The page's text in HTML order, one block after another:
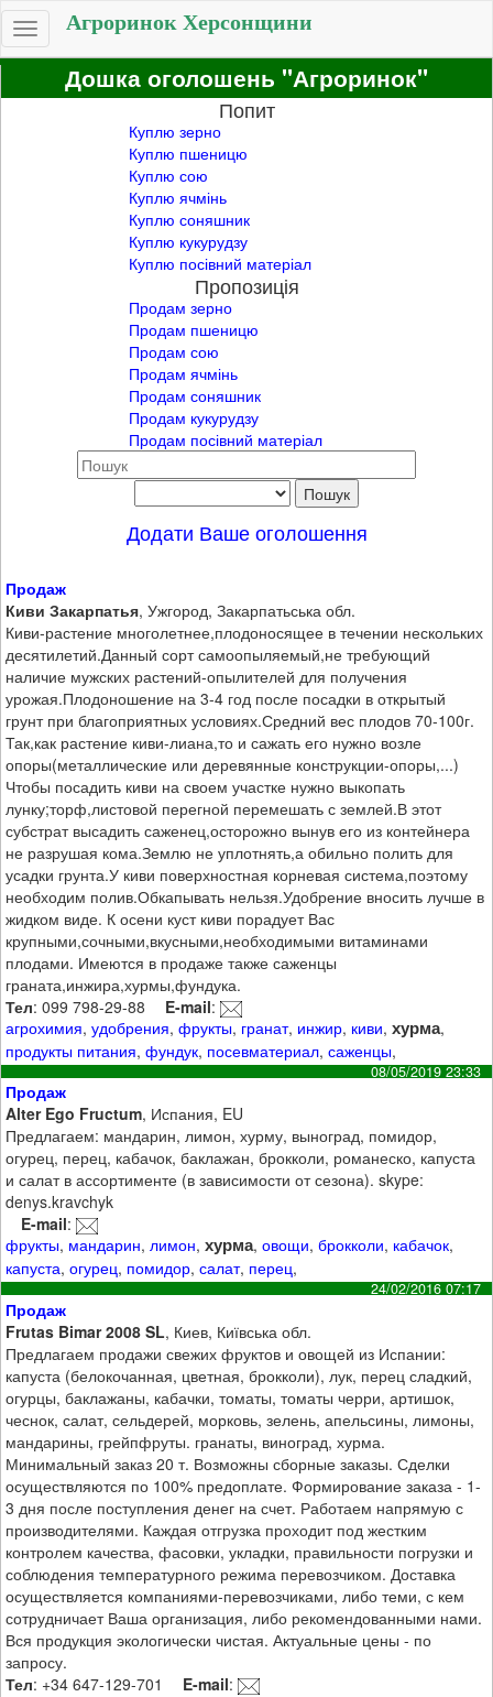
Toggle
navigation
Агроринок Херсонщини
Дошка оголошень "Агроринок"
Попит
Куплю зерно
Куплю пшеницю
Куплю сою
Куплю ячмінь
Куплю соняшник
Куплю кукурудзу
Куплю посівний матеріал
Пропозиція
Продам зерно
Продам пшеницю
Продам сою
Продам ячмінь
Продам соняшник
Продам кукурудзу
Продам посівний матеріал
Додати Ваше оголошення
Продаж
Киви Закарпатья, Ужгород, Закарпатьська обл.
Киви-растение многолетнее,плодоносящее в течении нескольких
десятилетий.Данный сорт самоопыляемый,не требующий
наличие мужских растений-опылителей для получения
урожая.Плодоношение на 3-4 год после посадки в открытый
грунт при благоприятных условиях.Средний вес плодов 70-100г.
Так,как растение киви-лиана,то и сажать его нужно возле
опоры(металлические или деревянные конструкции-опоры,...)
Чтобы посадить киви на своем участке нужно выкопать
лунку;торф,листовой перегной перемешать с землей.В этот
субстрат высадить саженец,осторожно вынув его из контейнера
не разрушая кома.Землю не уплотнять,а обильно полить для
усадки грунта.У киви поверхностная корневая система,поэтому
необходим полив.Обкапывать нельзя.Удобрение вносить лучше в
жидком виде. К осени куст киви порадует Вас
крупными,сочными,вкусными,необходимыми витаминами
плодами. Имеются в продаже также саженцы
граната,инжира,хурмы,фундука.
Тел: 099 798-29-88 E-mail:
агрохимия,удобрения,фрукты, гранат, инжир, киви,хурма,
продукты питания,фундук, посевматериал,саженцы,
08/05/2019 23:33
Продаж
Alter Ego Fructum, Испания, EU
Предлагаем: мандарин, лимон, хурму, выноград, помидор,
огурец, перец, кабачок, баклажан, брокколи, романеско, капуста
и салат в ассортименте (в зависимости от сезона). skype:
denys.kravchyk
E-mail:
фрукты, мандарин,лимон,хурма,овощи,брокколи, кабачок,
капуста,огурец, помидор,салат, перец,
24/02/2016 07:17
Продаж
Frutas Bimar 2008 SL, Киев, Київська обл.
Предлагаем продажи свежих фруктов и овощей из Испании:
капуста (белокочанная, цветная, брокколи), лук, перец сладкий,
огурцы, баклажаны, кабачки, томаты, томаты черри, артишок,
чеснок, салат, сельдерей, морковь, зелень, апельсины, лимоны,
мандарины, грейпфруты. гранаты, виноград, хурма.
Минимальный заказ 20 т. Возможны сборные заказы. Сделки
осуществляются по 100% предоплате. Формирование заказа - 1-
3 дня после поступления денег на счет. Работаем напрямую с
производителями. Каждая отгрузка проходит под жестким
контролем качества, фасовки, укладки, правильности погрузки и
соблюдения температурного режима перевозчиком. Доставка
осуществляется компаниями-перевозчиками, либо теми, с кем
сотрудничает Ваша организация, либо рекомендованными нами.
Вся продукция экологически чистая. Актуальные цены - по
запросу.
Тел: +34 647-129-701 E-mail: